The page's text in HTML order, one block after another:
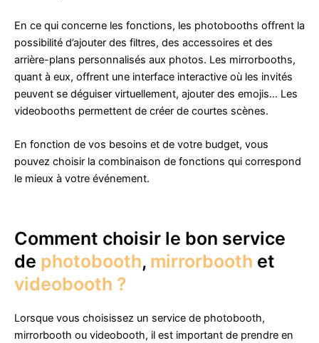
En ce qui concerne les fonctions, les photobooths offrent la
possibilité d’ajouter des filtres, des accessoires et des
arrière-plans personnalisés aux photos. Les mirrorbooths,
quant à eux, offrent une interface interactive où les invités
peuvent se déguiser virtuellement, ajouter des emojis… Les
videobooths permettent de créer de courtes scènes.
En fonction de vos besoins et de votre budget, vous
pouvez choisir la combinaison de fonctions qui correspond
le mieux à votre événement.
Comment choisir le bon service
de photobooth, mirrorbooth et
videobooth ?
Lorsque vous choisissez un service de photobooth,
mirrorbooth ou videobooth, il est important de prendre en